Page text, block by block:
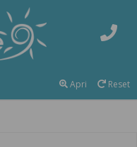
Reset
Apri